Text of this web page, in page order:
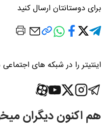
برای دوستانتان ارسال کنید
اینتیتر را در شبکه های اجتماعی
هم اکنون دیگران